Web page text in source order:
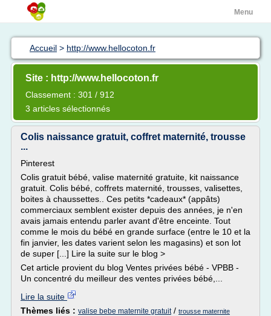
Menu
Accueil > http://www.hellocoton.fr
Site : http://www.hellocoton.fr
Classement : 301 / 912
3 articles sélectionnés
Colis naissance gratuit, coffret maternité, trousse
...
Pinterest
Colis gratuit bébé, valise maternité gratuite, kit naissance
gratuit. Colis bébé, coffrets maternité, trousses, valisettes,
boites à chaussettes.. Ces petits *cadeaux* (appâts)
commerciaux semblent exister depuis des années, je n'en
avais jamais entendu parler avant d'être enceinte. Tout
comme le mois du bébé en grande surface (entre le 10 et la
fin janvier, les dates varient selon les magasins) et son lot
de super [...] Lire la suite sur le blog >
Cet article provient du blog Ventes privées bébé - VPBB -
Un concentré du meilleur des ventes privées bébé,...
Lire la suite
Thèmes liés : valise bebe maternite gratuit/ trousse maternite